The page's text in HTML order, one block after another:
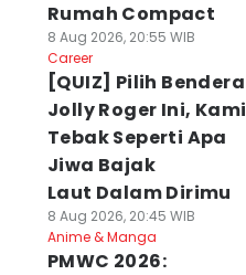
Rumah Compact
8 Aug 2026, 20:55 WIB
Career
[QUIZ] Pilih Bendera
Jolly Roger Ini, Kami
Tebak Seperti Apa
Jiwa Bajak
Laut Dalam Dirimu
8 Aug 2026, 20:45 WIB
Anime & Manga
PMWC 2026: